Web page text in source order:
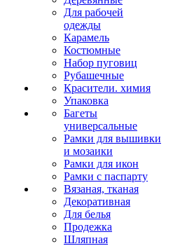
Для рабочей
одежды
Карамель
Костюмные
Набор пуговиц
Рубашечные
Красители. химия
Упаковка
Багеты
универсальные
Рамки для вышивки
и мозаики
Рамки для икон
Рамки с паспарту
Вязаная, тканая
Декоративная
Для белья
Продежка
Шляпная